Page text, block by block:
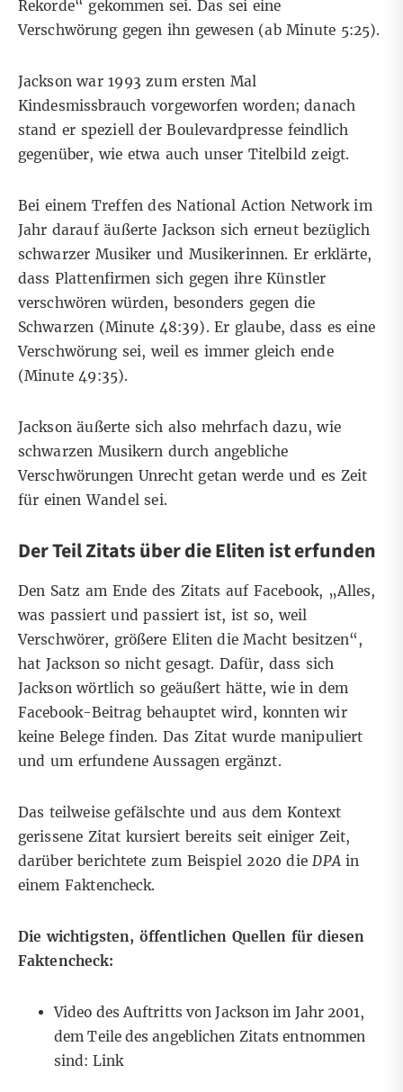
Rekorde“ gekommen sei. Das sei eine
Verschwörung gegen ihn gewesen (ab Minute 5:25).
Jackson war1993 zum ersten Mal
Kindesmissbrauch vorgeworfen worden; danach
stand er speziell der Boulevardpresse feindlich
gegenüber, wie etwa auch unser Titelbild zeigt.
Bei einem Treffen des National Action Network im
Jahr darauf äußerte Jackson sich erneut bezüglich
schwarzer Musiker und Musikerinnen. Er erklärte,
dass Plattenfirmen sich gegen ihre Künstler
verschwören würden, besonders gegen die
Schwarzen (Minute 48:39). Er glaube, dass es eine
Verschwörung sei, weil es immer gleich ende
(Minute 49:35).
Jackson äußerte sich also mehrfach dazu, wie
schwarzen Musikern durch angebliche
Verschwörungen Unrecht getan werde und es Zeit
für einen Wandel sei.
Der Teil Zitats über die Eliten ist erfunden
Den Satz am Ende des Zitats auf Facebook, „Alles,
was passiert und passiert ist, ist so, weil
Verschwörer, größere Eliten die Macht besitzen“,
hat Jackson so nicht gesagt. Dafür, dass sich
Jackson wörtlich so geäußert hätte, wie in dem
Facebook-Beitrag behauptet wird, konnten wir
keine Belegefinden. Das Zitat wurde manipuliert
und um erfundene Aussagen ergänzt.
Das teilweise gefälschte und aus dem Kontext
gerissene Zitat kursiert bereits seit einiger Zeit,
darüber berichtete zum Beispiel 2020 dieDPAin
einem Faktencheck.
Die wichtigsten, öffentlichen Quellen für diesen
Faktencheck:
Video des Auftritts von Jackson im Jahr 2001,
dem Teile des angeblichen Zitats entnommen
sind: Link